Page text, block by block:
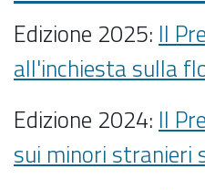
Edizione 2025: Il
all'inchiesta sulla
Edizione 2024: Il
sui minori stranieri